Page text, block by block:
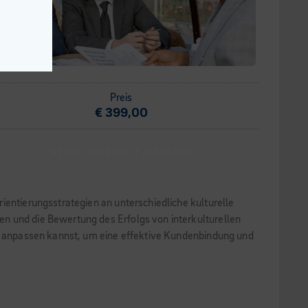
Preis
€ 399,00
an unterschiedliche kulturelle
und die Bewertung des Erfolgs von interkulturellen
kannst, um eine effektive Kundenbindung und